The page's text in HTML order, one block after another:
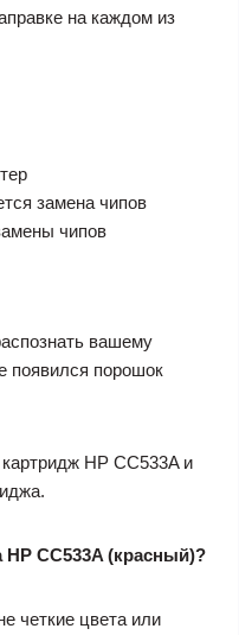
на каждом из
замена чипов
чипов
вашему
появился порошок
HP CC533A и
HP CC533A (красный)?
четкие цвета или